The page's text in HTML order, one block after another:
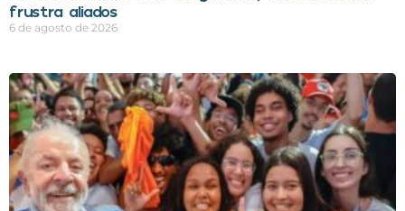
frustra aliados
6 de agosto de 2026